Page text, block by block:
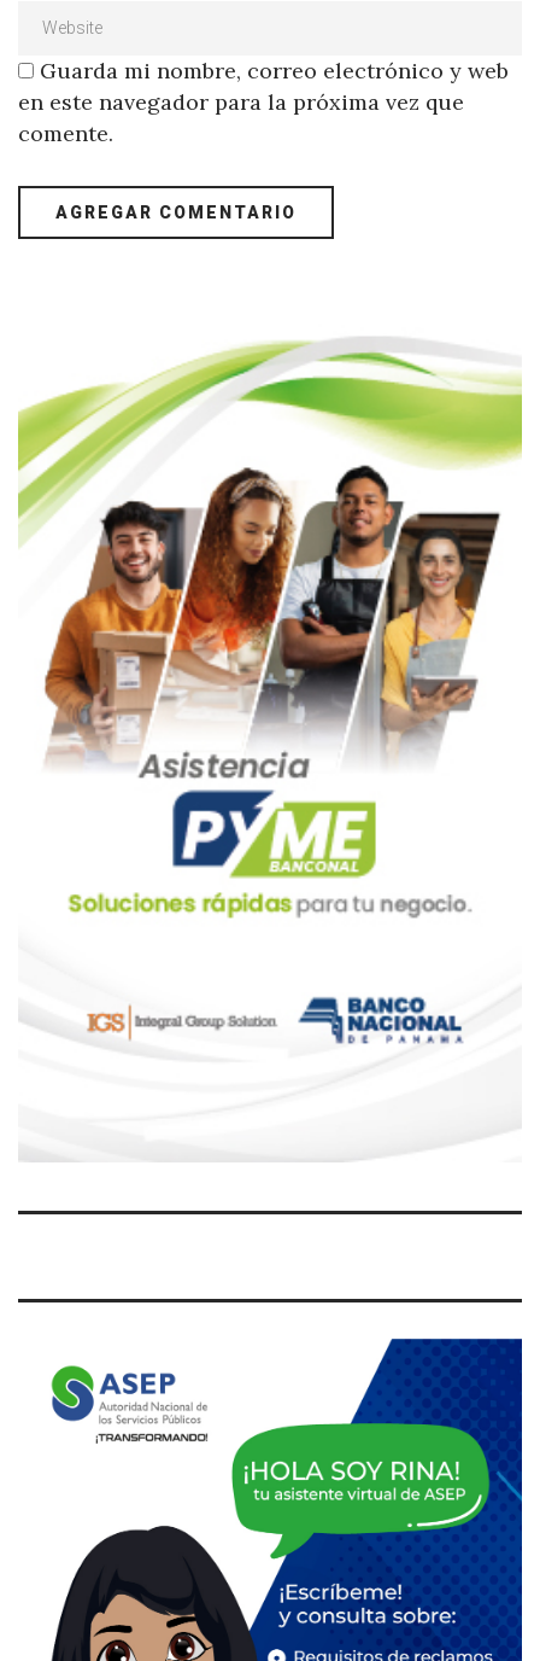
Guarda mi nombre, correo electrónico y web
en este navegador para la próxima vez que
comente.